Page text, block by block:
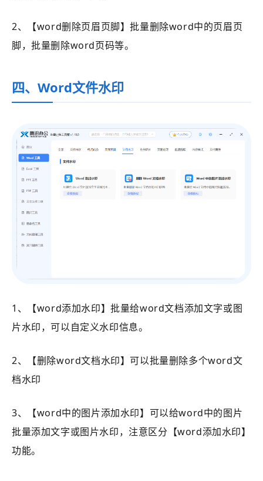
2、【word删除页眉页脚】批量删除word中的页眉页
脚，批量删除word页码等。
四、Word文件水印
1、【word添加水印】批量给word文档添加文字或图
片水印，可以自定义水印信息。
2、【删除word文档水印】可以批量删除多个word文
档水印
3、【word中的图片添加水印】可以给word中的图片
批量添加文字或图片水印，注意区分【word添加水印】
功能。